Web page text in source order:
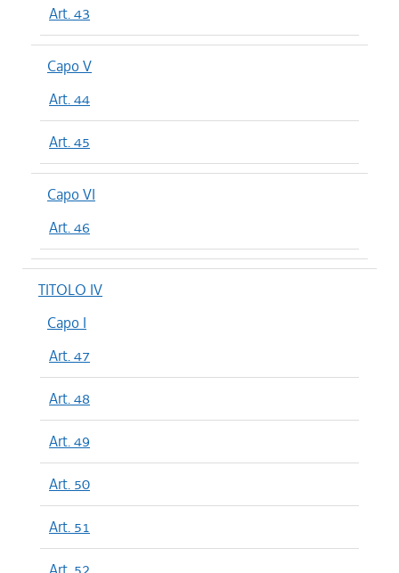
Art. 43
Capo V
Art. 44
Art. 45
Capo VI
Art. 46
TITOLO IV
Capo I
Art. 47
Art. 48
Art. 49
Art. 50
Art. 51